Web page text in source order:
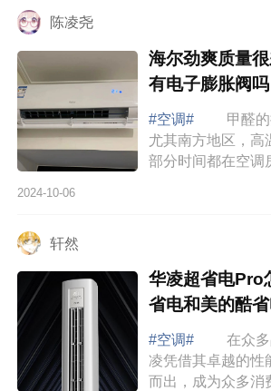
陈凌尧
海尔劲爽质量
有电子膨胀阀吗
#空调#
甲醛的
尤其南方地区，高
部分时间都在空调
小编为大家介绍下
2024-10-06
轩然
华凌超省电Pro
省电和美的酷
#空调#
在众多
凌凭借其卓越的性
而出，成为众多消